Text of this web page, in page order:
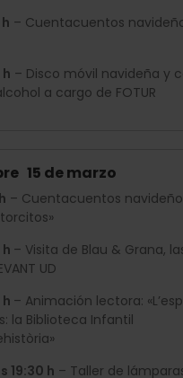
– Cuentacuentos
– Disco móvil navideña y
a cargo de FOTUR
15 de marzo
– Cuentacuentos
– Visita de Blau & Grana,
UD
– Animación lectora:
la Biblioteca Infantil
19:30 h – Taller de